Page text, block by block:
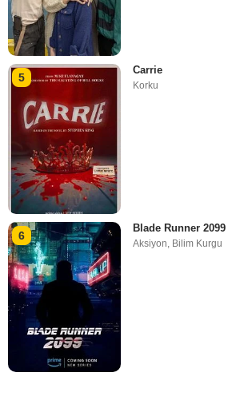
5
Carrie
Korku
6
Blade Runner 2099
Aksiyon, Bilim Kurgu